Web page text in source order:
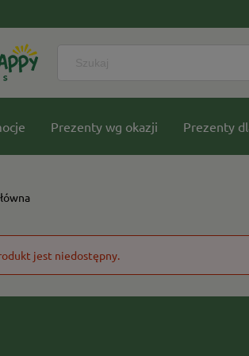
Prezenty wg okazji Prezenty
jest niedostępny.